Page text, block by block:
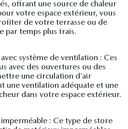
offrant une source de chaleur
votre espace extérieur, vous
de votre terrasse ou de
par temps plus frais.
système de ventilation : Ces
avec des ouvertures ou des
une circulation d'air
une ventilation adéquate et une
dans votre espace extérieur.
: Ce type de store